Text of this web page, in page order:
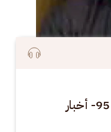
إيضاح أسرار علوم المقربين - 95- أخبار